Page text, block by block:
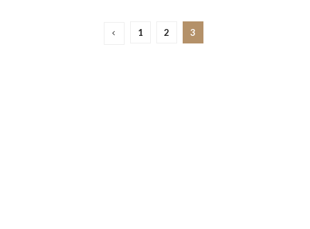
1 2 3